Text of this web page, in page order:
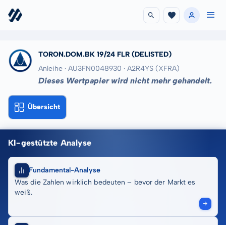
TORON.DOM.BK 19/24 FLR (DELISTED)
Anleihe · AU3FN0048930 · A2R4YS (XFRA)
Dieses Wertpapier wird nicht mehr gehandelt.
Übersicht
KI-gestützte Analyse
Fundamental-Analyse
Was die Zahlen wirklich bedeuten – bevor der Markt es
weiß.